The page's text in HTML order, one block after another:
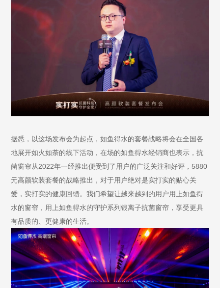
据悉，以这场发布会为起点，如鱼得水的套餐战略将会在全国各
地展开如火如荼的线下活动，在场的如鱼得水经销商也表示，抗
菌窗帘从2022年一经推出便受到了用户的广泛关注和好评，5880
元高颜软装套餐的战略推出，对于用户绝对是实打实的贴心关
爱，实打实的健康回馈。我们希望让越来越到的用户用上如鱼得
水的窗帘，用上如鱼得水的守护系列银离子抗菌窗帘，享受更具
有品质的、更健康的生活。